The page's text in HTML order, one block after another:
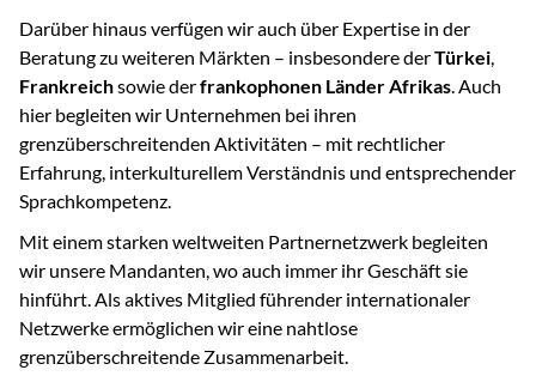
Darüber hinaus verfügen wir auch über Expertise in der
Beratung zu weiteren Märkten – insbesondere derTürkei
Frankreichsowie derfrankophonen Länder Afrikas . Auch
hier begleiten wir Unternehmen bei ihren
grenzüberschreitenden Aktivitäten – mit rechtlicher
Erfahrung, interkulturellem Verständnis und entsprechender
Sprachkompetenz.
Mit einem starken weltweiten Partnernetzwerk begleiten
wir unsere Mandanten, wo auch immer ihr Geschäft sie
hinführt. Als aktives Mitglied führender internationaler
Netzwerke ermöglichen wir eine nahtlose
grenzüberschreitende Zusammenarbeit.